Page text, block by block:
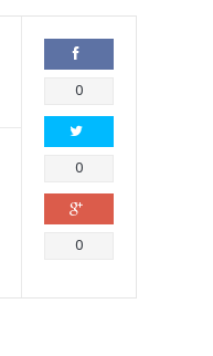
Compartir
0
Compartir
0
Compartir
0